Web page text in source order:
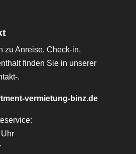
zu Anreise, Check-in,
finden Sie in unserer
.
vermietung-binz.de